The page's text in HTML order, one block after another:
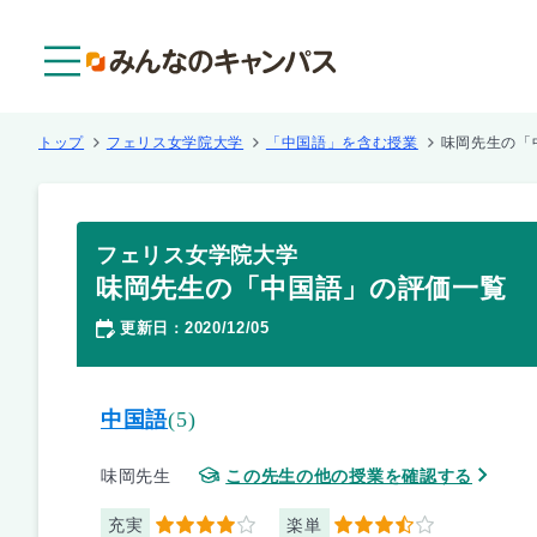
トップ フェリス女学院大学 「中国語」を含む授業 味岡先生の「
フェリス女学院大学
味岡先生の「中国語」の評価一覧
更新日 ： 2020/12/05
中国語(5)
味岡先生 この先生の他の授業を確認する
充実 4 楽単 3.5